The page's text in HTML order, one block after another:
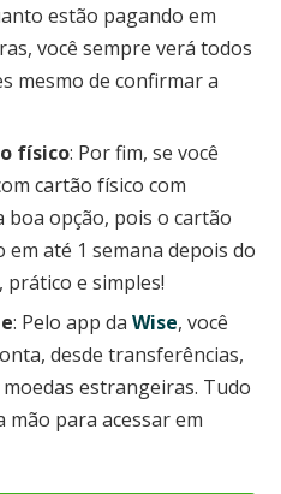
estão pagando em
você sempre verá todos
mesmo de confirmar a
físico: Por fim, se você
cartão físico com
boa opção, pois o cartão
em até 1 semana depois do
prático e simples!
: Pelo app da Wise, você
desde transferências,
estrangeiras. Tudo
mão para acessar em